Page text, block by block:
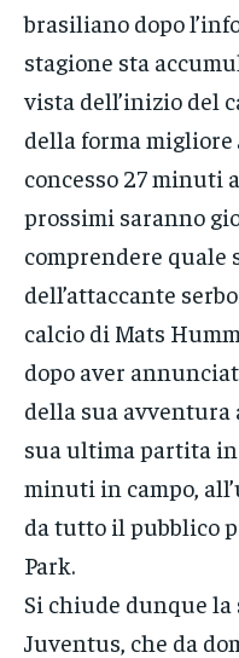
brasiliano dopo
stagione sta
vista dell’inizio del
della forma migliore
concesso 27 minuti
prossimi saranno
comprendere quale
dell’attaccante
calcio di Mats
dopo aver
della sua avventura
sua ultima partita
minuti in campo,
da tutto il pubblico
Park.
Si chiude dunque la
Juventus, che da